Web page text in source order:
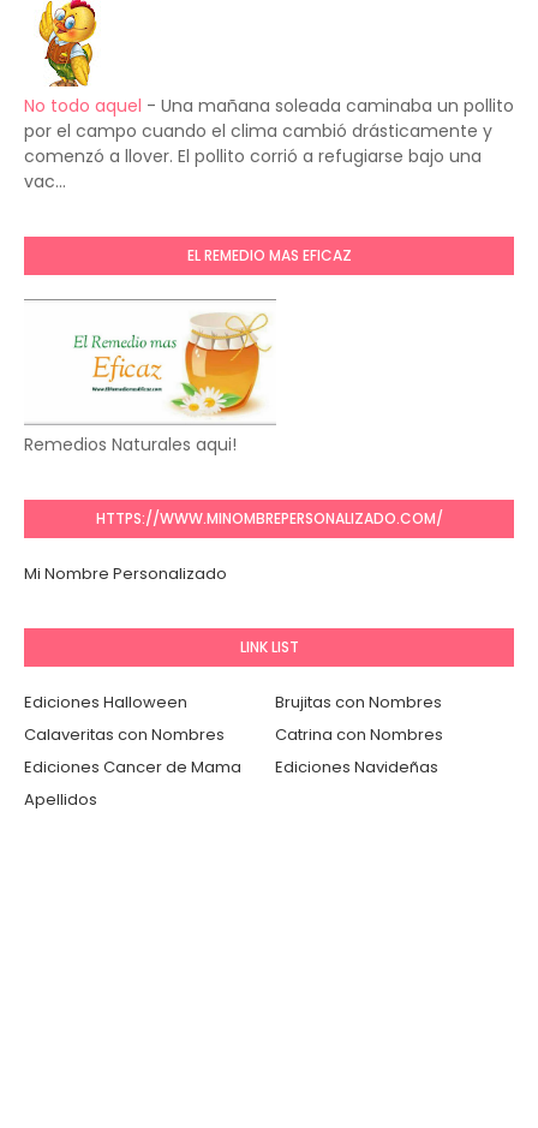
No todo aquel - Una mañana soleada caminaba un pollito
por el campo cuando el clima cambió drásticamente y
comenzó a llover. El pollito corrió a refugiarse bajo una
vac...
EL REMEDIO MAS EFICAZ
Remedios Naturales aqui!
HTTPS://WWW.MINOMBREPERSONALIZADO.COM/
Mi Nombre Personalizado
LINK LIST
Ediciones Halloween
Brujitas con Nombres
Calaveritas con Nombres
Catrina con Nombres
Ediciones Cancer de Mama
Ediciones Navideñas
Apellidos